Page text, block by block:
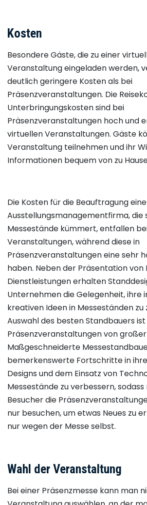
Kosten
Besondere Gäste, die zu einer
Veranstaltung eingeladen werden,
deutlich geringere Kosten als bei
Präsenzveranstaltungen. Die
Unterbringungskosten sind bei
Präsenzveranstaltungen hoch und
virtuellen Veranstaltungen. Gäste
Veranstaltung teilnehmen und ihr
Informationen bequem von zu
Die Kosten für die Beauftragung
Ausstellungsmanagementfirma, die
Messestände kümmert, entfallen
Veranstaltungen, während diese in
Präsenzveranstaltungen eine sehr
haben. Neben der Präsentation von
Dienstleistungen erhalten
Unternehmen die Gelegenheit, ihre
kreativen Ideen in Messeständen zu
Auswahl des besten Standbauers
Präsenzveranstaltungen von
Maßgeschneiderte
bemerkenswerte Fortschritte in
Designs und dem Einsatz von
Messestände zu verbessern,
Besucher die
nur besuchen, um etwas Neues zu
nur wegen der Messe selbst.
Wahl der Veranstaltung
Bei einer Präsenzmesse kann man